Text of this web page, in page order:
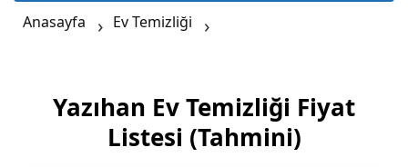
Anasayfa Ev Temizliği
Yazıhan Ev Temizliği Fiyat
Listesi (Tahmini)